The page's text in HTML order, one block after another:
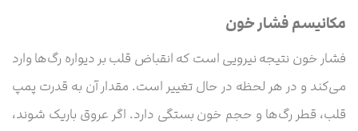
مکانیسم فشار خون
فشار خون نتیجه نیرویی است که انقباض قلب بر دیواره رگ‌ها وارد
می‌کند و در هر لحظه در حال تغییر است. مقدار آن به قدرت پمپ
قلب، قطر رگ‌ها و حجم خون بستگی دارد. اگر عروق باریک شوند،